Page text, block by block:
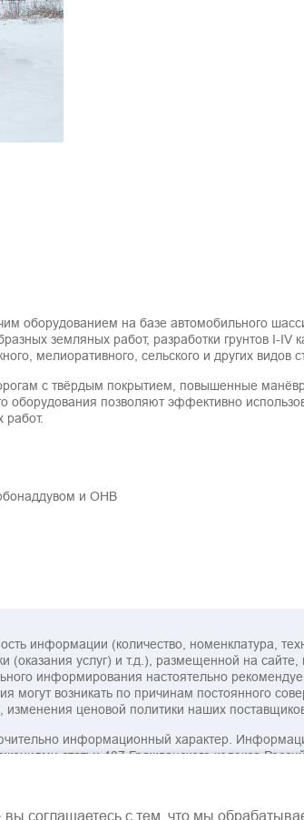
оборудованием на базе автомобильного
земляных работ, разработки грунтов I-IV
мелиоративного, сельского и других видов
с твёрдым покрытием, повышенные
оборудования позволяют эффективно
работ.
и ОНВ
информации (количество, номенклатура,
(оказания услуг) и т.д.), размещенной на
информирования настоятельно
возникать по причинам постоянного
ценовой политики наших
информационный характер.
статьи 437 Гражданского кодекса
соглашаетесь с тем, что мы